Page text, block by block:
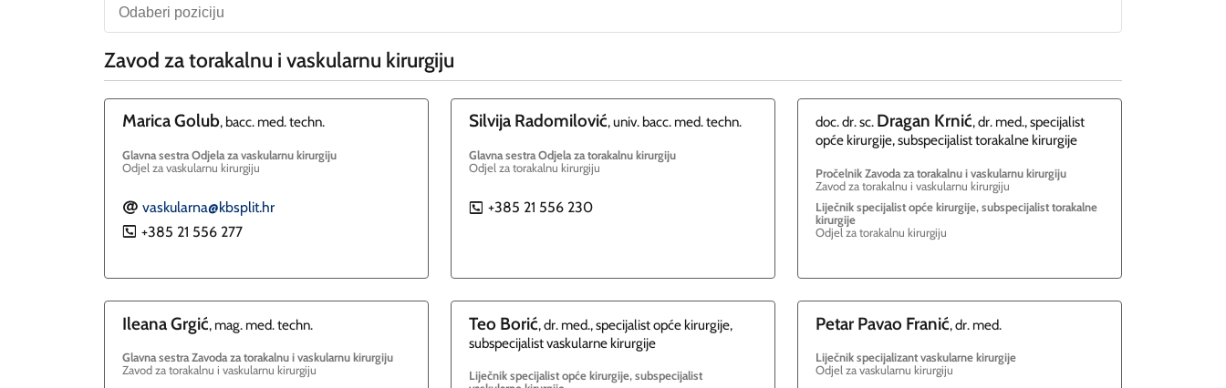
Zavod za torakalnu i vaskularnu kirurgiju
MaricaGolub, bacc. med. techn.
Glavna sestra Odjela za vaskularnu kirurgiju
Odjel za vaskularnu kirurgiju
E vaskularna@kbsplit.hr
P +385 21 556 277
Silvija Radomilović, univ. bacc. med. techn.
Glavna sestra Odjela za torakalnu kirurgiju
Odjel za torakalnu kirurgiju
P +385 21 556 230
doc. dr. sc. Dragan Krnić, dr. med., specijalist
opće kirurgije, subspecijalist torakalne kirurgije
Pročelnik Zavoda za torakalnu i vaskularnu kirurgiju
Zavod za torakalnu i vaskularnu kirurgiju
Liječnik specijalist opće kirurgije, subspecijalist torakalne
kirurgije
Odjel za torakalnu kirurgiju
IleanaGrgić, mag. med. techn.
Glavna sestra Zavoda za torakalnu i vaskularnu kirurgiju
Zavod za torakalnu i vaskularnu kirurgiju
Teo Borić, dr. med., specijalist opće kirurgije,
subspecijalist vaskularne kirurgije
Liječnik specijalist opće kirurgije, subspecijalist
Petar Pavao Franić, dr. med.
Liječnik specijalizant vaskularne kirurgije
Odjel za vaskularnu kirurgiju